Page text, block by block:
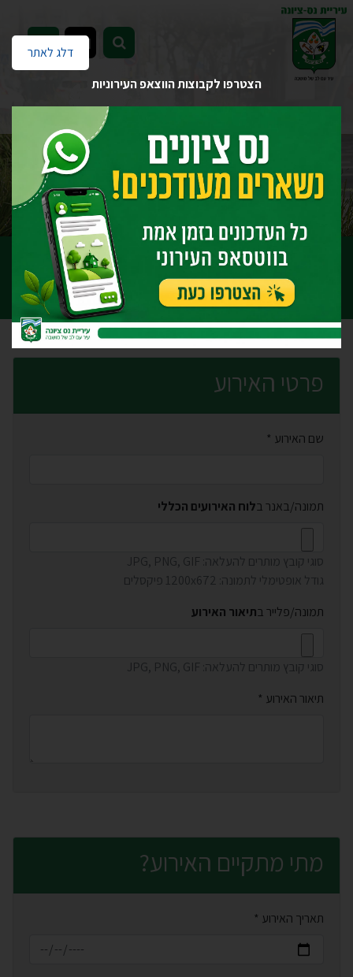
הצטרפו לקבוצות הווצאפ העירוניות
דלג לאתר EN
אירועים אירועים הוספת אירוע
הוספת אירוע
פרטי האירוע
שם האירוע *
תמונה/באנר בלוח האירועים הכללי
סוגי קובץ מותרים להעלאה: JPG, PNG, GIF
גודל אופטימלי לתמונה: 1200x672 פיקסלים
תמונה/פלייר בתיאור האירוע
סוגי קובץ מותרים להעלאה: JPG, PNG, GIF
תיאור האירוע *
מתי מתקיים האירוע?
תאריך האירוע *